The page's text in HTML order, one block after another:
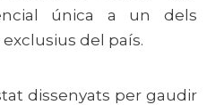
única a un dels
del país.
dissenyats per gaudir